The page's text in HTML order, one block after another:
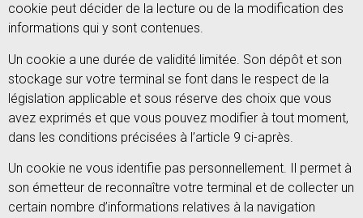
cookie peut décider de la lecture ou de la modification des
informations qui y sont contenues.
Un cookie a une durée de validité limitée. Son dépôt et son
stockage sur votre terminal se font dans le respect de la
législation applicable et sous réserve des choix que vous
avez exprimés et que vous pouvez modifier à tout moment,
dans les conditions précisées à l’article 9 ci-après.
Un cookie ne vous identifie pas personnellement. Il permet à
son émetteur de reconnaître votre terminal et de collecter un
certain nombre d’informations relatives à la navigation